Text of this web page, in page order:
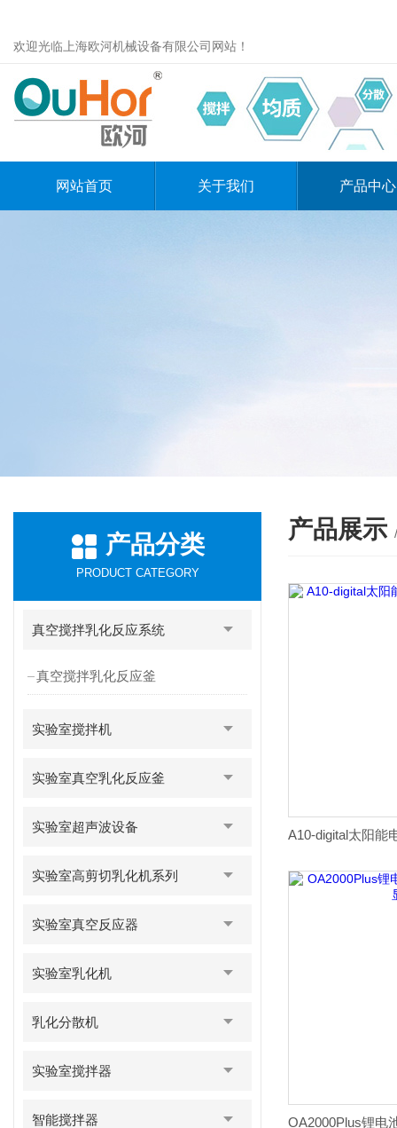
欢迎光临上海欧河机械设备有限公司网站！
网站首页 关于我们 产品中心
产品分类
PRODUCT CATEGORY
真空搅拌乳化反应系统
真空搅拌乳化反应釜
实验室搅拌机
实验室真空乳化反应釜
实验室超声波设备
实验室高剪切乳化机系列
实验室真空反应器
实验室乳化机
乳化分散机
实验室搅拌器
智能搅拌器
产品展示